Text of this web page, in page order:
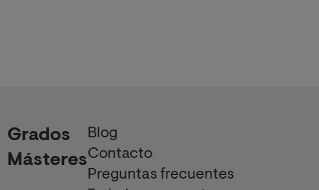
Grados
Másteres
Blog
Contacto
Preguntas frecuentes